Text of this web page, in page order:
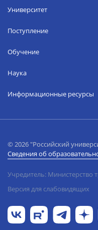
Университет
Поступление
Обучение
Наука
Информационные ресурсы
© 2026 "Российский
Сведения об
Учредитель: Министерство
Версия для слабовидящих